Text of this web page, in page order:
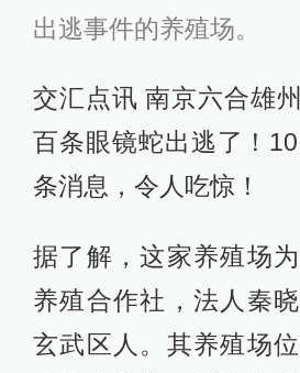
出逃事件的养殖场。
交汇点讯 南京六合雄
百条眼镜蛇出逃了！
条消息，令人吃惊！
据了解，这家养殖场
养殖合作社，法人秦
玄武区人。其养殖场